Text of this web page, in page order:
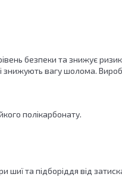
безпеки та знижує
і знижують вагу шолома.
полікарбонату.
шиї та підборіддя від